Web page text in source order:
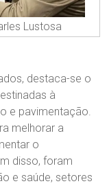
Lustosa
destaca-se o
à
e pavimentação.
melhorar a
o
disso, foram
e saúde, setores